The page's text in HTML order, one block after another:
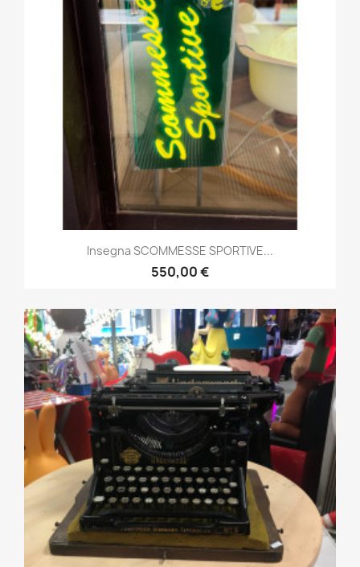
Insegna SCOMMESSE SPORTIVE...
550,00 €